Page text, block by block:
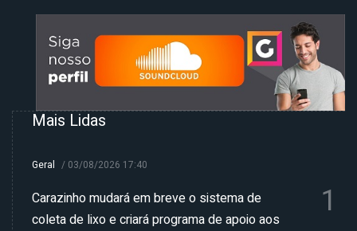
Mais Lidas
Geral / 03/08/2026 17:40
Carazinho mudará em breve o sistema de
coleta de lixo e criará programa de apoio aos
1